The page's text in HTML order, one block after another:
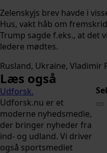
Zelenskyjs brev havde i
Hus, vakt håb om
Trump sagde f.eks., at det
ledere mødtes.
Rusland Ukraine Vladimir
Læs også
Udforsk.
Udforsk.nu er et
moderne nyhedsmedie,
der bringer nyheder fra
ind- og udland. Vi driver
også sportsmediet